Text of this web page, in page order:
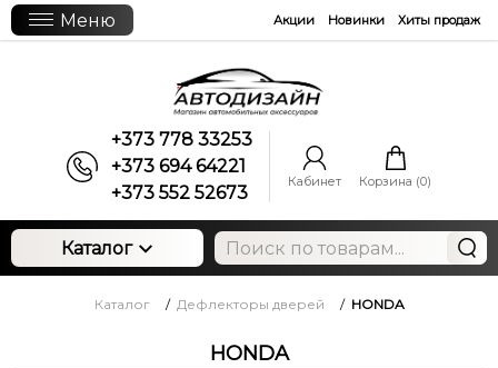
Меню Акции Новинки Хиты продаж
+373 778 33253
+373 694 64221
+373 552 52673
Кабинет Корзина (0)
Каталог
Каталог / Дефлекторы дверей / HONDA
HONDA